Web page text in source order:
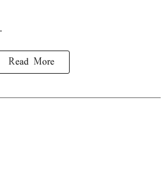
Read More